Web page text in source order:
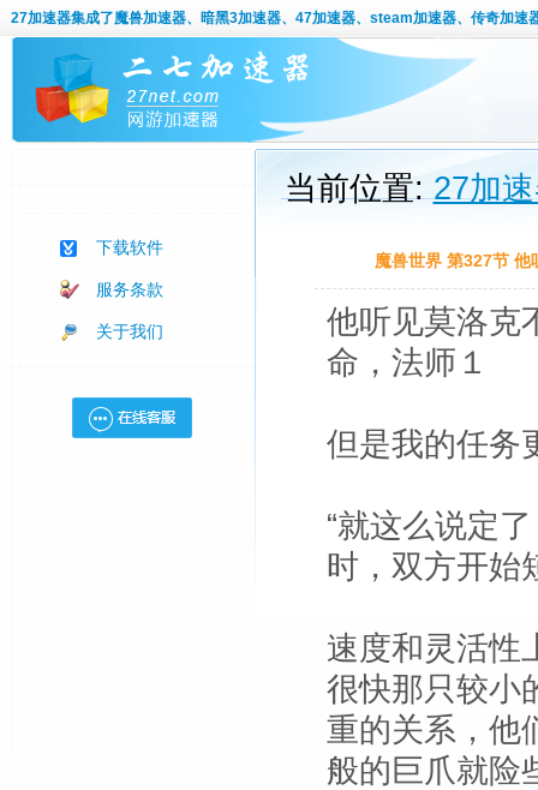
27加速器集成了魔兽加速器、暗黑3加速器、47加速器、steam加速器、传奇加速
下载软件
服务条款
关于我们
当前位置:27加
魔兽世界 第327节 他
他听见莫洛克
命，法师１
但是我的任务
“就这么说定
时，双方开始
速度和灵活性
很快那只较小
重的关系，他
般的巨爪就险